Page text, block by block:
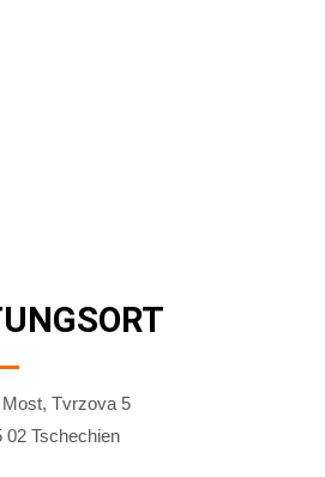
, Tvrzova 5
02 Tschechien